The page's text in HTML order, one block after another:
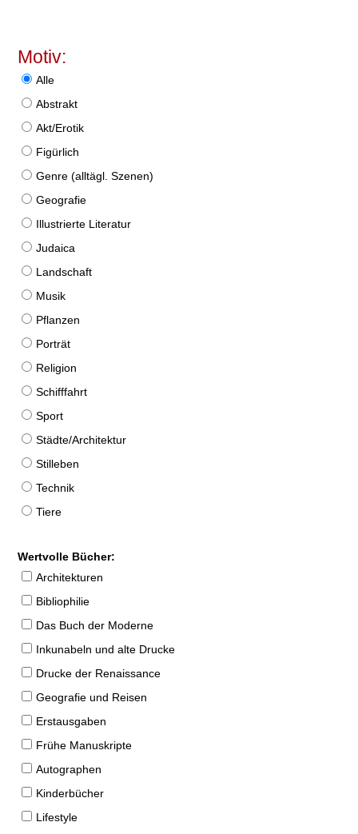
Motiv:
Alle
Abstrakt
Akt/Erotik
Figürlich
Genre (alltägl. Szenen)
Geografie
Illustrierte Literatur
Judaica
Landschaft
Musik
Pflanzen
Porträt
Religion
Schifffahrt
Sport
Städte/Architektur
Stilleben
Technik
Tiere
Wertvolle Bücher:
Architekturen
Bibliophilie
Das Buch der Moderne
Inkunabeln und alte Drucke
Drucke der Renaissance
Geografie und Reisen
Erstausgaben
Frühe Manuskripte
Autographen
Kinderbücher
Lifestyle